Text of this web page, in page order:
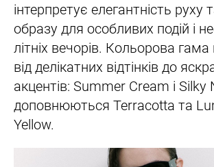
інтерпретує елегантність руху
образу для особливих подій і
літніх вечорів. Кольорова
від делікатних відтінків до
акцентів: Summer Cream і Silky
доповнюються Terracotta та
Yellow.